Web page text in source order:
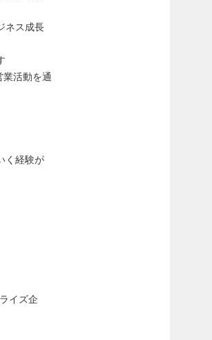
ネス成長
活動を通
く経験が
イズ企